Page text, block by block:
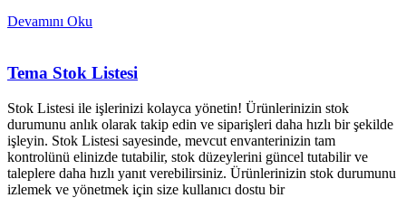
Devamını Oku
Tema Stok Listesi
Stok Listesi ile işlerinizi kolayca yönetin! Ürünlerinizin stok
durumunu anlık olarak takip edin ve siparişleri daha hızlı bir şekilde
işleyin. Stok Listesi sayesinde, mevcut envanterinizin tam
kontrolünü elinizde tutabilir, stok düzeylerini güncel tutabilir ve
taleplere daha hızlı yanıt verebilirsiniz. Ürünlerinizin stok durumunu
izlemek ve yönetmek için size kullanıcı dostu bir